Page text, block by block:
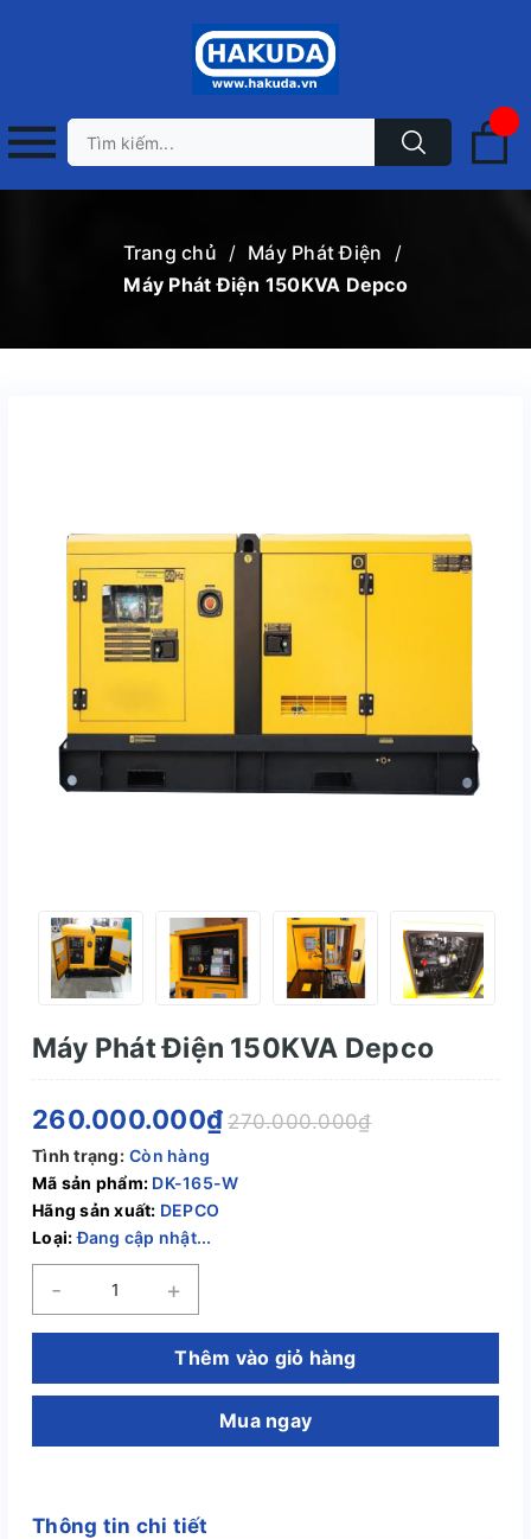
Trang chủ / Máy Phát Điện
/
Máy Phát Điện 150KVA Depco
Máy Phát Điện 150KVA Depco
260.000.000₫ 270.000.000₫
Tình trạng: Còn hàng
Mã sản phẩm: DK-165-W
Hãng sản xuất: DEPCO
Loại:Đang cập nhật...
- +
Thêm vào giỏ hàng
Mua ngay
Thông tin chi tiết